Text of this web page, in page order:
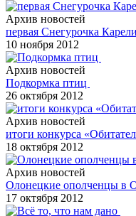
Архив новостей
первая Снегурочка
10 ноября 2012
Архив новостей
Подкормка птиц
26 октября 2012
Архив новостей
итоги конкурса
18 октября 2012
Архив новостей
Олонецкие ополченцы в
17 октября 2012